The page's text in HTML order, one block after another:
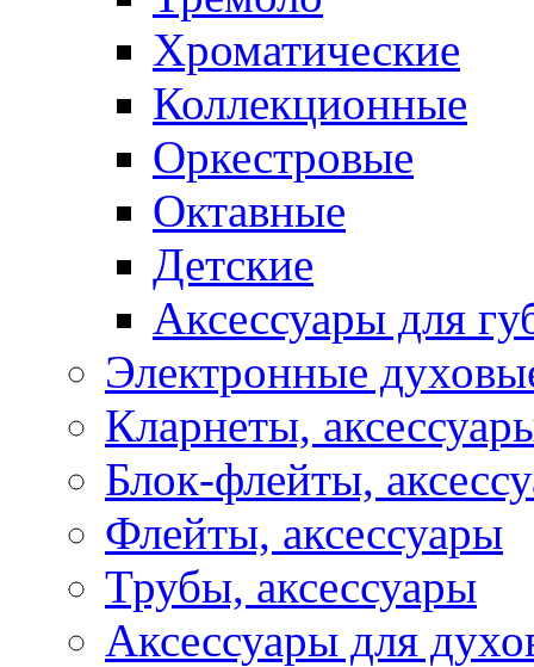
Хроматические
Коллекционные
Оркестровые
Октавные
Детские
Аксессуары для
Электронные
Кларнеты,
Блок-флейты,
Флейты, аксессуары
Трубы, аксессуары
Аксессуары для